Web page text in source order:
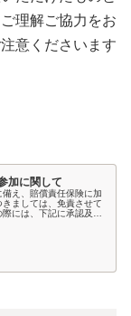
理解ご協力をお
意くださいます
加に関して
え、賠償責任保険に加
ましては、免責させて
には、下記に承認及び